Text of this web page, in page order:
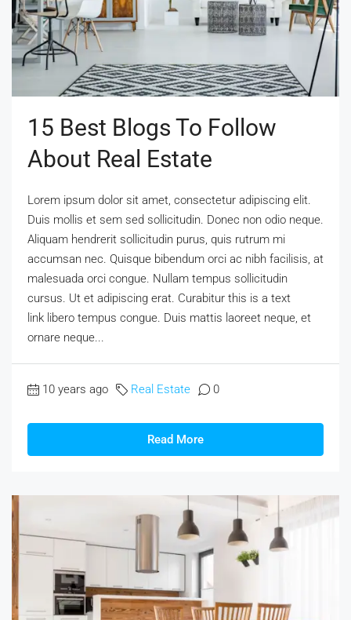
15 Best Blogs To Follow
About Real Estate
Lorem ipsum dolor sit amet, consectetur adipiscing elit.
Duis mollis et sem sed sollicitudin. Donec non odio neque.
Aliquam hendrerit sollicitudin purus, quis rutrum mi
accumsan nec. Quisque bibendum orci ac nibh facilisis, at
malesuada orci congue. Nullam tempus sollicitudin
cursus. Ut et adipiscing erat. Curabitur this is a text
link libero tempus congue. Duis mattis laoreet neque, et
ornare neque...
10 years ago Real Estate 0
Read More